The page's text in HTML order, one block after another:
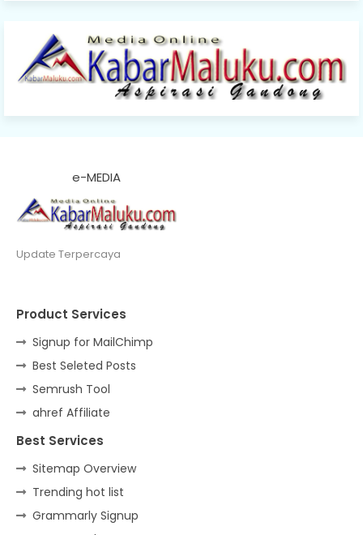
e-MEDIA
Update Terpercaya
Product Services
Signup for MailChimp
Best Seleted Posts
Semrush Tool
ahref Affiliate
Best Services
Sitemap Overview
Trending hot list
Grammarly Signup